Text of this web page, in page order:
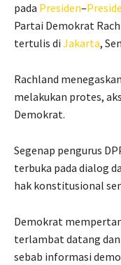
pada Presiden–
Partai Demokrat
tertulis di Jakarta,
Rachland
melakukan protes,
Demokrat.
Segenap pengurus
terbuka pada dialog
hak konstitusional
Demokrat
terlambat datang
sebab informasi